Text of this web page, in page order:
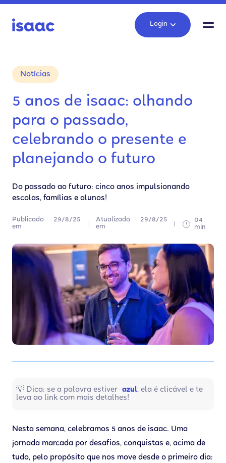
Login
Notícias
5 anos de isaac: olhando
para o passado,
celebrando o presente e
planejando o futuro
Do passado ao futuro: cinco anos impulsionando
escolas, famílias e alunos!
Publicado
em
29/8/25
Atualizado
em
29/8/25
04
min
💡 Dica: se a palavra estiver azul, ela é clicável e te
leva ao link com mais detalhes!
Nesta semana, celebramos 5 anos de isaac. Uma
jornada marcada por desafios, conquistas e, acima de
tudo, pelo propósito que nos move desde o primeiro dia: